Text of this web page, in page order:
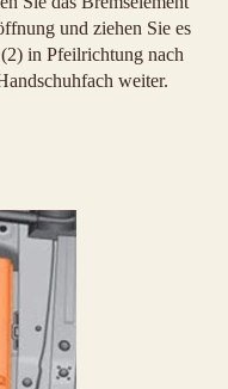
und ziehen Sie es
in Pfeilrichtung nach
weiter.